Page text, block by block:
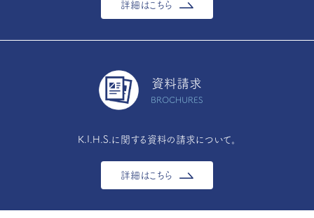
詳細はこちら
資料請求
BROCHURES
K.I.H.S.に関する資料の請求について。
詳細はこちら